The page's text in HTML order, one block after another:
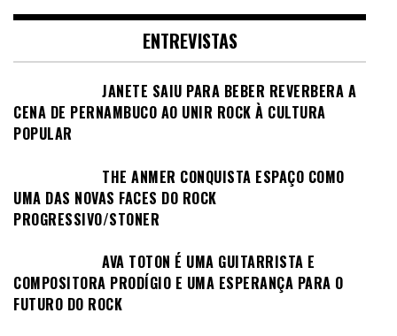
ENTREVISTAS
JANETE SAIU PARA BEBER REVERBERA A
CENA DE PERNAMBUCO AO UNIR ROCK À CULTURA
POPULAR
THE ANMER CONQUISTA ESPAÇO COMO
UMA DAS NOVAS FACES DO ROCK
PROGRESSIVO/STONER
AVA TOTON É UMA GUITARRISTA E
COMPOSITORA PRODÍGIO E UMA ESPERANÇA PARA O
FUTURO DO ROCK